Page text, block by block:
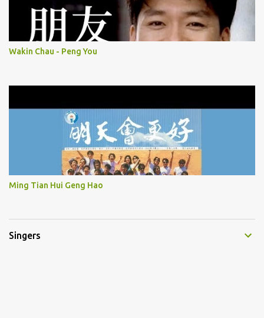
Wakin Chau - Peng You
Ming Tian Hui Geng Hao
Singers